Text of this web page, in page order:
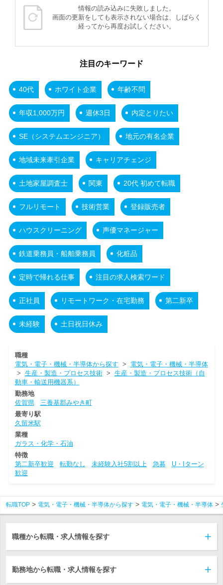
情報の読み込みに失敗しました。
画面の更新をしても表示されない場合は、しばらく
経ってから再度お試しください。
注目のキーワード
40代 ホワイト企業 年齢不問
年収1,000万円 週休3日 内定とりたい
SE（システムエンジニア） 地元の有名企業
地域未来牽引企業 キャリアチェンジ
土地家屋調査士 関東 20代 初めて転職
フルリモート 技術営業 登録販売者
ハウスクリーニング 声優マネージャー
鉄道乗務員・船舶乗務員 化粧品
定時で帰れる仕事 注目の求人検索ワード
正社員 リモートワーク・在宅勤務 第二新卒
未経験 土日祝日休み
職種
電気・電子・機械・半導体から探す > 電気・電子・機械・半導体
> 生産・製造・プロセス技術> 生産・製造・プロセス技術（自
動車・輸送用機器系）
勤務地
佐賀県
三養基郡みやき町
最寄り駅
久留米駅
業種
ガラス・化学・石油
特徴
第二新卒歓迎
転勤なし 未経験入社5割以上 急募
U・Iターン
歓迎
転職TOP 電気・電子・機械・半導体から探す 電気・電子・機械・半導体
職種から転職・求人情報を探す
勤務地から転職・求人情報を探す